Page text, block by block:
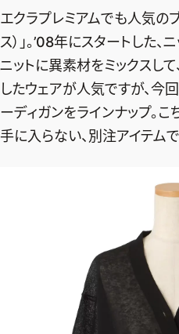
デジタル版
購入
エクラプ
エクラプレミアムでも人気の
ス）」。’08年にスタートした、
ニットに異素材をミックスし
したウェアが人気ですが、今
ーディガンをラインナップ。こ
手に入らない、別注アイテムで